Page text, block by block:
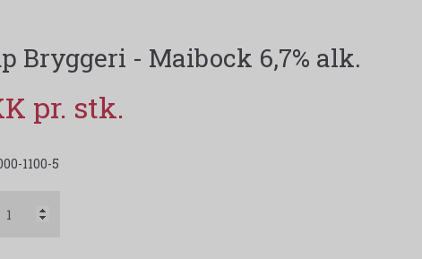
Bryggeri - Maibock 6,7% alk.
1100-5